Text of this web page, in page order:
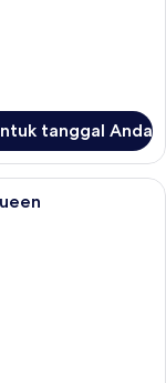
tanggal Anda